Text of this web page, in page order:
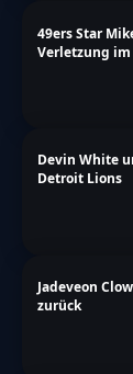
49ers Star
Verletzung
Devin White
Detroit Lions
Jadeveon
zurück